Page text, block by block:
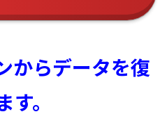
からデータを復
す。